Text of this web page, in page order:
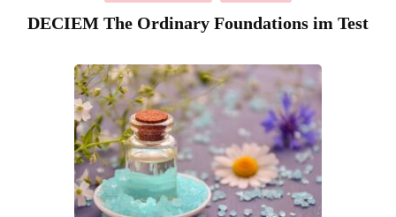
DECIEM The Ordinary Foundations im Test